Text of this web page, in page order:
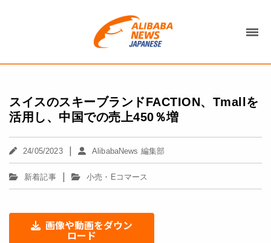
スイスのスキーブランドFACTION、Tmallを
活用し、中国での売上450％増
24/05/2023 | AlibabaNews 編集部
新着記事 | 小売・Eコマース
画像や動画をダウン
ロード